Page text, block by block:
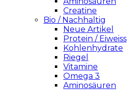
Creatine
Bio / Nachhaltig
Neue Artikel
Protein / Eiweiss
Kohlenhydrate
Riegel
Vitamine
Omega 3
Aminosäuren